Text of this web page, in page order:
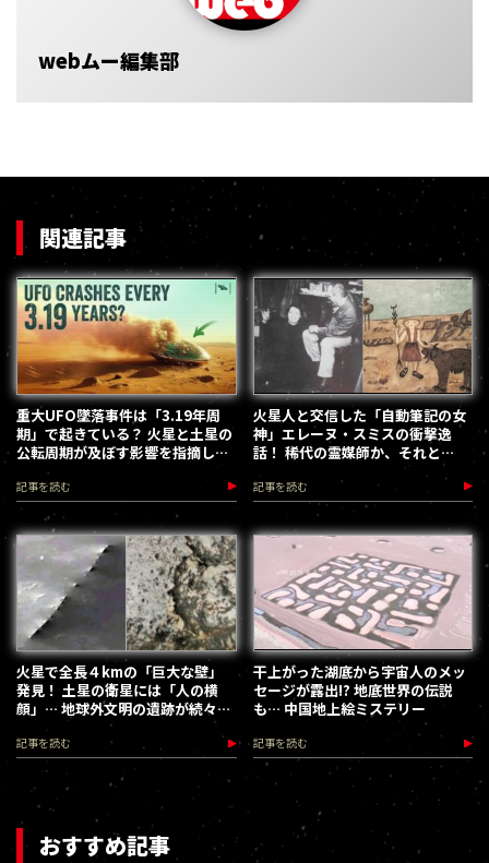
webムー編集部
関連記事
重大UFO墜落事件は「3.19年周
期」で起きている？ 火星と土星の
公転周期が及ぼす影響を指摘した
最新研究
記事を読む
火星人と交信した「自動筆記の女
神」エレーヌ・スミスの衝撃逸
話！ 稀代の霊媒師か、それと
記事を読む
火星で全長４kmの「巨大な壁」
発見！ 土星の衛星には「人の横
顔」… 地球外文明の遺跡が続々明
らかになる！
記事を読む
干上がった湖底から宇宙人のメッ
セージが露出!? 地底世界の伝説
も… 中国地上絵ミステリー
記事を読む
おすすめ記事